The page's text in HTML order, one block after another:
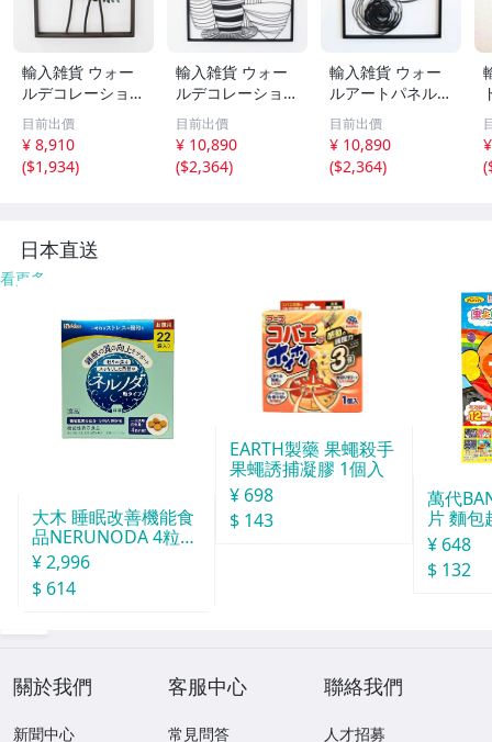
輸入雑貨 ウォー
ルデコレーション
壁飾り アイアン
葉っぱ シンプル
和風 モダン クラ
シック シャビー
料
目前出價
¥ 8,910
($1,934)
輸入雑貨 ウォー
ルデコレーション
アイアン 壁飾り
静物 絵画 花瓶 シ
ャビー モダン ク
ラシック ナチュ
目前出價
¥ 10,890
($2,364)
輸入雑貨 ウォー
ルアートパネル
壁掛け 壁飾り ア
イアン リビング
スタジオ 直輸入
モダン ユニーク
目前出價
¥ 10,890
($2,364)
(
日本直送
看更多
大木 睡眠改善機能食
品NERUNODA 4粒22
袋
¥ 2,996
$ 614
EARTH製藥 果蠅殺手
果蠅誘捕凝膠 1個入
¥ 698
$ 143
萬代
片 麵包
¥ 648
$ 132
關於我們
新聞中心
客服中心
常見問答
聯絡我們
人才招募